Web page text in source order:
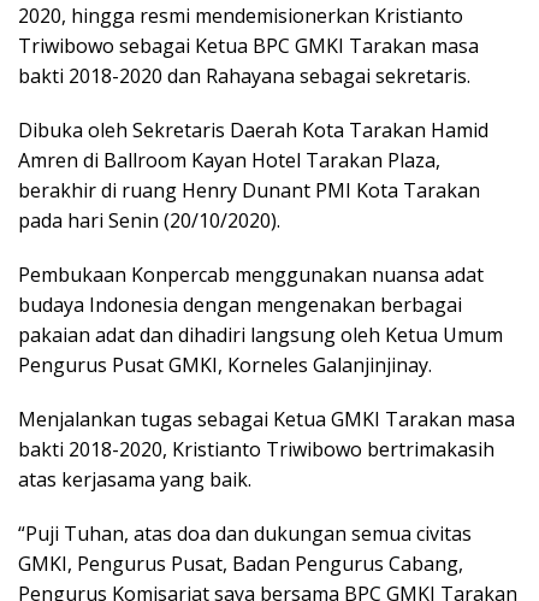
2020, hingga resmi mendemisionerkan Kristianto
Triwibowo sebagai Ketua BPC GMKI Tarakan masa
bakti 2018-2020 dan Rahayana sebagai sekretaris.
Dibuka oleh Sekretaris Daerah Kota Tarakan Hamid
Amren di Ballroom Kayan Hotel Tarakan Plaza,
berakhir di ruang Henry Dunant PMI Kota Tarakan
pada hari Senin (20/10/2020).
Pembukaan Konpercab menggunakan nuansa adat
budaya Indonesia dengan mengenakan berbagai
pakaian adat dan dihadiri langsung oleh Ketua Umum
Pengurus Pusat GMKI, Korneles Galanjinjinay.
Menjalankan tugas sebagai Ketua GMKI Tarakan masa
bakti 2018-2020, Kristianto Triwibowo bertrimakasih
atas kerjasama yang baik.
“Puji Tuhan, atas doa dan dukungan semua civitas
GMKI, Pengurus Pusat, Badan Pengurus Cabang,
Pengurus Komisariat saya bersama BPC GMKI Tarakan